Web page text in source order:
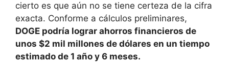
cierto es que aún no se tiene certeza de la cifra
exacta. Conforme a cálculos preliminares,
DOGE podría lograr ahorros financieros de
unos $2 mil millones de dólares en un tiempo
estimado de 1 año y 6 meses.